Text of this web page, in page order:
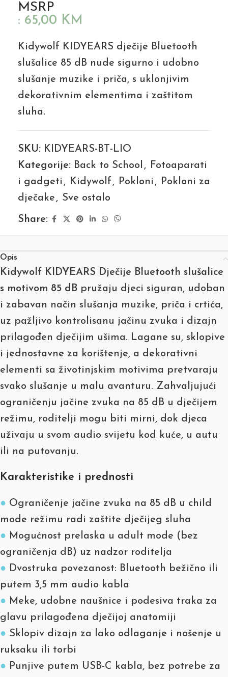
MSRP
: 65,00 KM
Kidywolf KIDYEARS dječije Bluetooth
slušalice 85 dB nude sigurno i udobno
slušanje muzike i priča, s uklonjivim
dekorativnim elementima i zaštitom
sluha.
SKU: KIDYEARS-BT-LIO
Kategorije: Back to School , Fotoaparati
i gadgeti , Kidywolf , Pokloni , Pokloni za
dječake , Sve ostalo
Share:
Opis
Kidywolf KIDYEARS Dječije Bluetooth slušalice
s motivom 85 dB pružaju djeci siguran, udoban
i zabavan način slušanja muzike, priča i crtića,
uz pažljivo kontrolisanu jačinu zvuka i dizajn
prilagođen dječijim ušima. Lagane su, sklopive
i jednostavne za korištenje, a dekorativni
elementi sa životinjskim motivima pretvaraju
svako slušanje u malu avanturu. Zahvaljujući
ograničenju jačine zvuka na 85 dB u dječijem
režimu, roditelji mogu biti mirni, dok djeca
uživaju u svom audio svijetu kod kuće, u autu
ili na putovanju.
Karakteristike i prednosti
● Ograničenje jačine zvuka na 85 dB u child
mode režimu radi zaštite dječijeg sluha
● Mogućnost prelaska u adult mode (bez
ograničenja dB) uz nadzor roditelja
● Dvostruka povezanost: Bluetooth bežično ili
putem 3,5 mm audio kabla
● Meke, udobne naušnice i podesiva traka za
glavu prilagođena dječijoj anatomiji
● Sklopiv dizajn za lako odlaganje i nošenje u
ruksaku ili torbi
● Punjive putem USB-C kabla, bez potrebe za